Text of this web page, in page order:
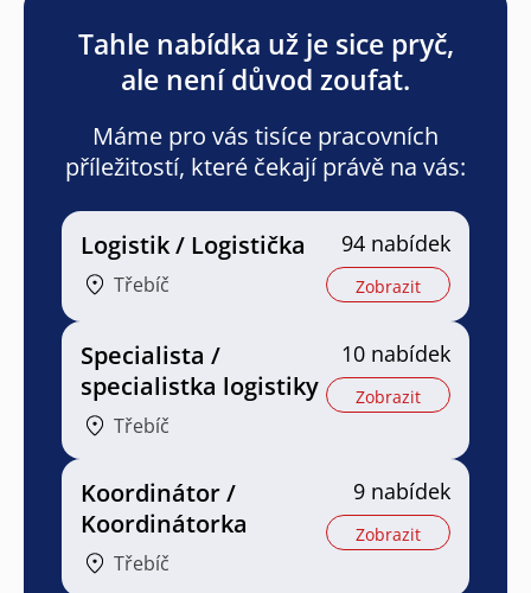
Tahle nabídka už je sice pryč,
ale není důvod zoufat.
Máme pro vás tisíce pracovních
příležitostí, které čekají právě na vás:
Logistik / Logistička
Třebíč
94 nabídek
Zobrazit
Specialista /
specialistka logistiky
Třebíč
10 nabídek
Zobrazit
Koordinátor /
Koordinátorka
Třebíč
9 nabídek
Zobrazit